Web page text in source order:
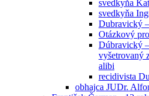
svedkyňa
svedkyňa
Dubravický
Otázkový
Dúbravický
vyšetrovaný
alibi
recidivista
obhajca JUDr.